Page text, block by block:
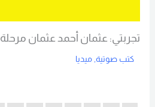
تجربتي: عثمان أحمد عثمان مرحلة 1
كتب صوتية, ميديا